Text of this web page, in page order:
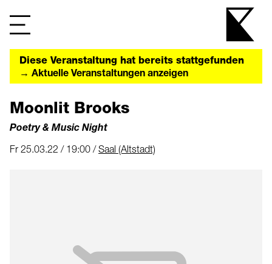
Diese Veranstaltung hat bereits stattgefunden
→ Aktuelle Veranstaltungen anzeigen
Moonlit Brooks
Poetry & Music Night
Fr 25.03.22 / 19:00 /Saal (Altstadt)